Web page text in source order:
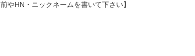
やHN・ニックネームを書いて下さい】